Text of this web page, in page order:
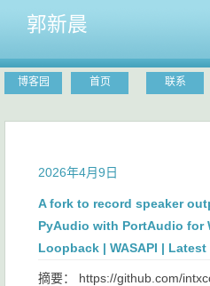
郭新晨
博客园 首页 联系
2026年4月9日
A fork to record speaker
PyAudio with PortAudio for
Loopback | WASAPI |
摘要： https://github.com/